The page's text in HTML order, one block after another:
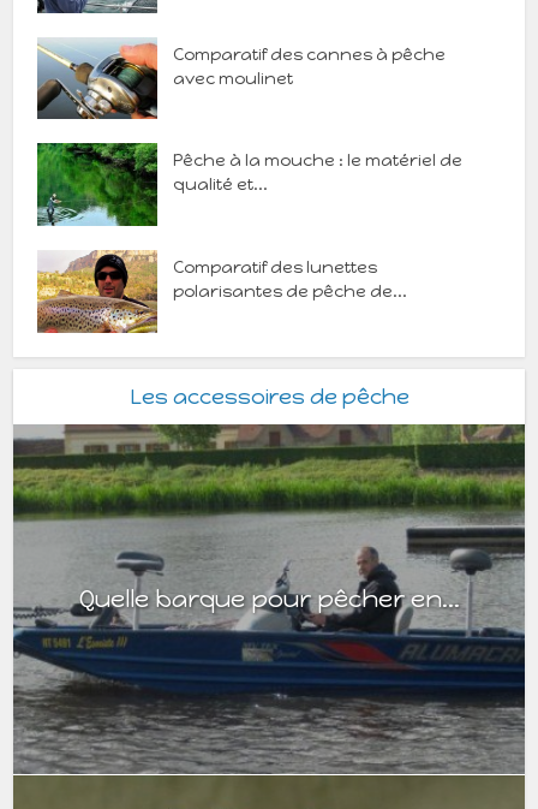
Comparatif des cannes à pêche
avec moulinet
Pêche à la mouche : le matériel de
qualité et...
Comparatif des lunettes
polarisantes de pêche de...
Les accessoires de pêche
Quelle barque pour pêcher en...